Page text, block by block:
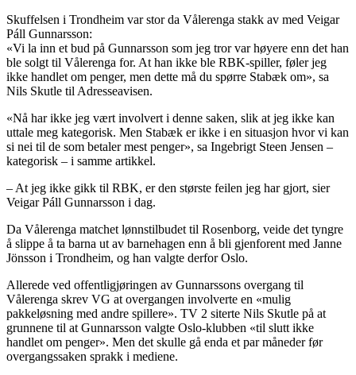
Skuffelsen i Trondheim var stor da Vålerenga stakk av med Veigar
Páll Gunnarsson:
«Vi la inn et bud på Gunnarsson som jeg tror var høyere enn det han
ble solgt til Vålerenga for. At han ikke ble RBK-spiller, føler jeg
ikke handlet om penger, men dette må du spørre Stabæk om», sa
Nils Skutle til Adresseavisen.
«Nå har ikke jeg vært involvert i denne saken, slik at jeg ikke kan
uttale meg kategorisk. Men Stabæk er ikke i en situasjon hvor vi kan
si nei til de som betaler mest penger», sa Ingebrigt Steen Jensen –
kategorisk – i samme artikkel.
– At jeg ikke gikk til RBK, er den største feilen jeg har gjort, sier
Veigar Páll Gunnarsson i dag.
Da Vålerenga matchet lønnstilbudet til Rosenborg, veide det tyngre
å slippe å ta barna ut av barnehagen enn å bli gjenforent med Janne
Jönsson i Trondheim, og han valgte derfor Oslo.
Allerede ved offentligjøringen av Gunnarssons overgang til
Vålerenga skrev VG at overgangen involverte en «mulig
pakkeløsning med andre spillere». TV 2 siterte Nils Skutle på at
grunnene til at Gunnarsson valgte Oslo-klubben «til slutt ikke
handlet om penger». Men det skulle gå enda et par måneder før
overgangssaken sprakk i mediene.